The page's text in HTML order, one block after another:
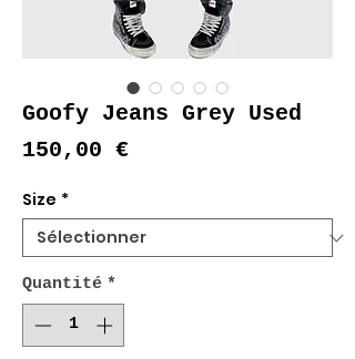
Goofy Jeans Grey Used
150,00 €Prix
Size *
Quantité *